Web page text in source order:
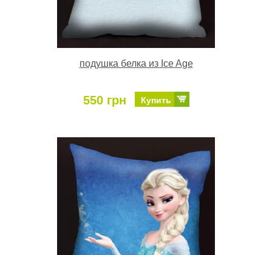
подушка белка из Ice Age
550 грн Купить